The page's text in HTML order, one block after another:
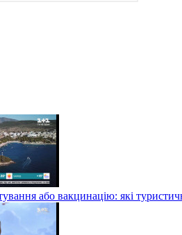
або вакцинацію: які